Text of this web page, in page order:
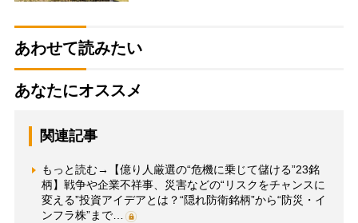
あわせて読みたい
あなたにオススメ
関連記事
もっと読む→【億り人厳選の“危機に乗じて儲ける”23銘
柄】戦争や企業不祥事、災害などの“リスクをチャンスに
変える”投資アイデアとは？“隠れ防衛銘柄”から“防災・イ
ンフラ株”まで…